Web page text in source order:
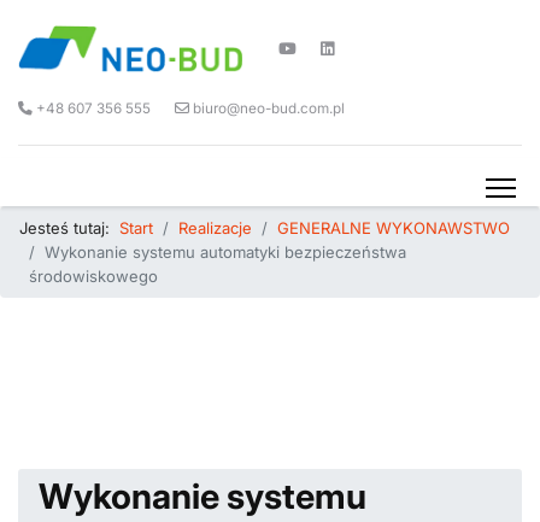
+48 607 356 555 biuro@neo-bud.com.pl
Jesteś tutaj: Start Realizacje
GENERALNE WYKONAWSTWO
Wykonanie systemu automatyki bezpieczeństwa
środowiskowego
Wykonanie systemu